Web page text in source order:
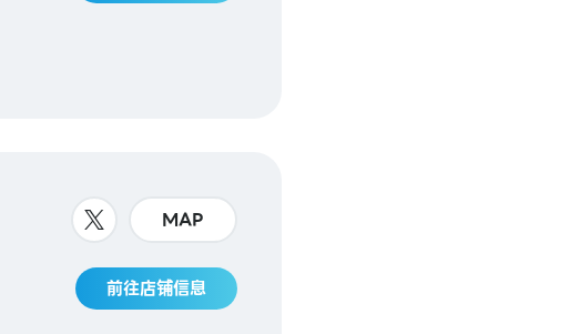
MAP
前往店铺信息